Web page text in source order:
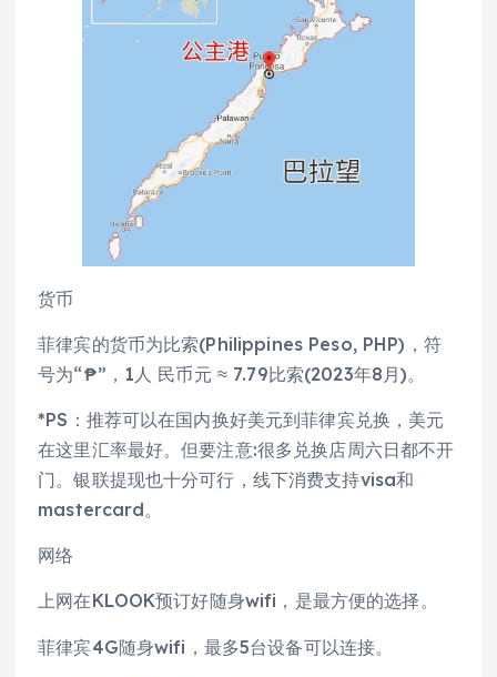
货币
菲律宾的货币为比索(Philippines Peso, PHP)，符
号为“₱”，1人 民币元 ≈ 7.79比索(2023年8月)。
*PS：推荐可以在国内换好美元到菲律宾兑换，美元
在这里汇率最好。但要注意:很多兑换店周六日都不开
门。银联提现也十分可行，线下消费支持visa和
mastercard。
网络
上网在KLOOK预订好随身wifi，是最方便的选择。
菲律宾4G随身wifi，最多5台设备可以连接。